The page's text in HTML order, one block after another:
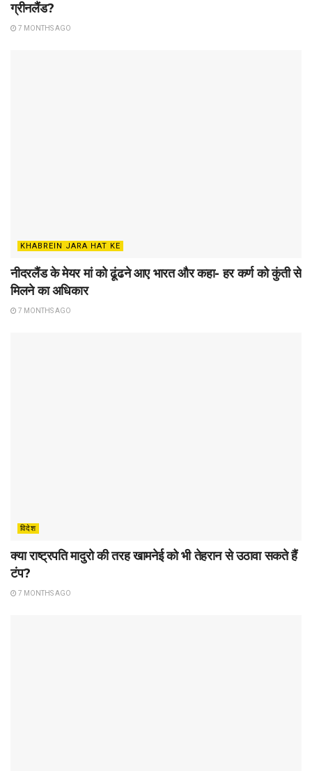
ग्रीनलैंड?
7 MONTHS AGO
KHABREIN JARA HAT KE
नीदरलैंड के मेयर मां को ढूंढने आए भारत और कहा- हर कर्ण को कुंती से
मिलने का अधिकार
7 MONTHS AGO
विदेश
क्या राष्ट्रपति मादुरो की तरह खामनेई को भी तेहरान से उठावा सकते हैं
टंप?
7 MONTHS AGO